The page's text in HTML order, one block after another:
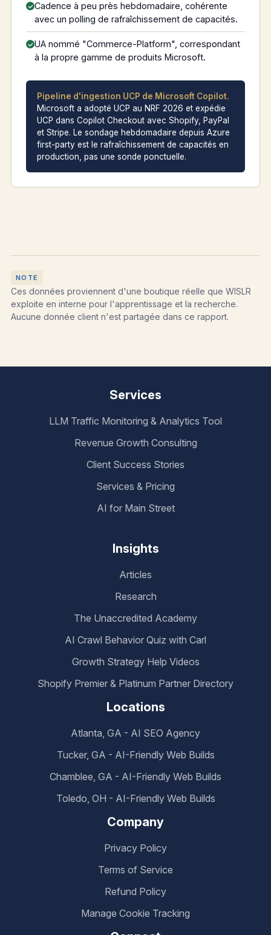
Cadence à peu près hebdomadaire, cohérente
avec un polling de rafraîchissement de capacités.
UA nommé "Commerce-Platform", correspondant
à la propre gamme de produits Microsoft.
Pipeline d'ingestion UCP de Microsoft Copilot.
Microsoft a adopté UCP au NRF 2026 et expédie
UCP dans Copilot Checkout avec Shopify, PayPal
et Stripe. Le sondage hebdomadaire depuis Azure
first-party est le rafraîchissement de capacités en
production, pas une sonde ponctuelle.
Ces données proviennent d'une boutique réelle que WISLR
exploite en interne pour l'apprentissage et la recherche.
Aucune donnée client n'est partagée dans ce rapport.
Services
LLM Traffic Monitoring & Analytics Tool
Revenue Growth Consulting
Client Success Stories
Services & Pricing
AI for Main Street
Insights
Articles
Research
The Unaccredited Academy
AI Crawl Behavior Quiz with Carl
Growth Strategy Help Videos
Shopify Premier & Platinum Partner Directory
Locations
Atlanta, GA - AI SEO Agency
Tucker, GA - AI-Friendly Web Builds
Chamblee, GA - AI-Friendly Web Builds
Toledo, OH - AI-Friendly Web Builds
Company
Privacy Policy
Terms of Service
Refund Policy
Manage Cookie Tracking